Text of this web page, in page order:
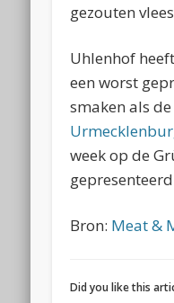
gezouten
Uhlenhof
een worst
smaken als
week op de
Bron: Meat &
Did you like this